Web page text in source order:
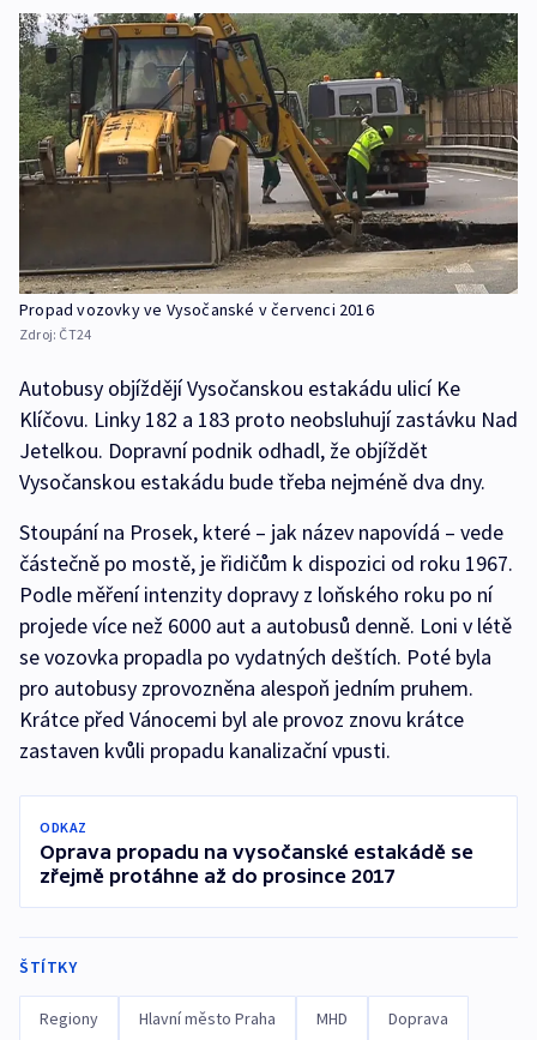
Propad vozovky ve Vysočanské v červenci 2016
Zdroj: ČT24
Autobusy objíždějí Vysočanskou estakádu ulicí Ke
Klíčovu. Linky 182 a 183 proto neobsluhují zastávku Nad
Jetelkou. Dopravní podnik odhadl, že objíždět
Vysočanskou estakádu bude třeba nejméně dva dny.
Stoupání na Prosek, které – jak název napovídá – vede
částečně po mostě, je řidičům k dispozici od roku 1967.
Podle měření intenzity dopravy z loňského roku po ní
projede více než 6000 aut a autobusů denně. Loni v létě
se vozovka propadla po vydatných deštích. Poté byla
pro autobusy zprovozněna alespoň jedním pruhem.
Krátce před Vánocemi byl ale provoz znovu krátce
zastaven kvůli propadu kanalizační vpusti.
ODKAZ
Oprava propadu na vysočanské estakádě se
zřejmě protáhne až do prosince 2017
ŠTÍTKY
Regiony Hlavní město Praha MHD Doprava